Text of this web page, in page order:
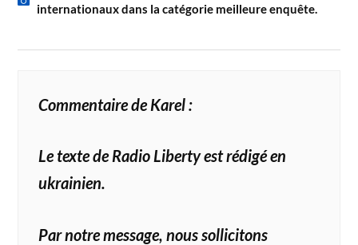
internationaux dans la catégorie meilleure enquête.
Commentaire de Karel :
Le texte de Radio Liberty est rédigé en
ukrainien.
Par notre message, nous sollicitons